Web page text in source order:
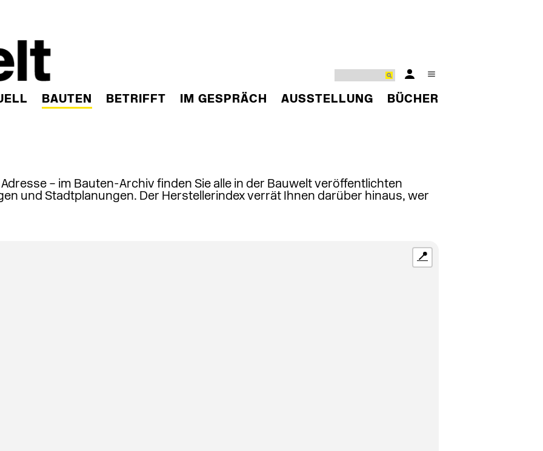
BAUTEN BETRIFFT IM GESPRÄCH AUSSTELLUNG BÜCHER
– im Bauten-Archiv finden Sie alle in der Bauwelt veröffentlichten
und Stadtplanungen. Der Herstellerindex verrät Ihnen darüber hinaus, wer
📍